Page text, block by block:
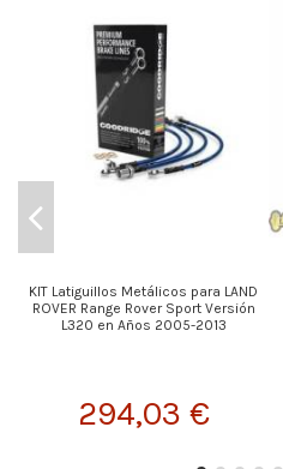
KIT Latiguillos Metálicos para LAND
ROVER Range Rover Sport Versión
L320 en Años 2005-2013
294,03 €